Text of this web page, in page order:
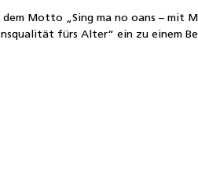
dem Motto „Sing ma no oans – mit
fürs Alter“ ein zu einem